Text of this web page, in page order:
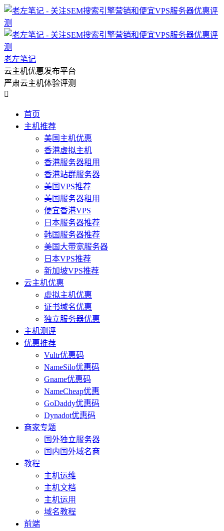
老左笔记
云主机优惠发布平台
严肃云主机体验评测

首页
主机推荐
美国主机优惠
香港虚拟主机
香港服务器租用
香港站群服务器
美国VPS推荐
美国服务器租用
便宜香港VPS
日本服务器推荐
韩国服务器推荐
美国大带宽服务器
日本VPS推荐
新加坡VPS推荐
云主机优惠
虚拟主机优惠
证书域名优惠
独立服务器优惠
主机测评
优惠推荐
Vultr优惠码
NameSilo优惠码
Gname优惠码
NameCheap优惠
GoDaddy优惠码
Dynadot优惠码
商家专题
国外独立服务器
国内国外域名商
教程
主机运维
主机文档
主机运用
域名教程
前端